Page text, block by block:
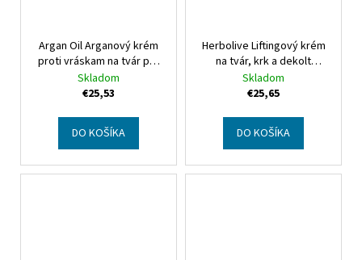
Argan Oil Arganový krém
proti vráskam na tvár pre
normálnu a zmiešanú
pokožkuArgan Oil Face
Combination Skin
Skladom
€25,53
DO KOŠÍKA
Herbolive Liftingový krém
na tvár, krk a dekolt
Herbolive Face, neck &
decollete lifting cream
Skladom
€25,65
DO KOŠÍKA